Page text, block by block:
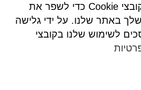
אנו משתמשים בקובצי Cookie כדי לשפר את
באתר שלנו. על ידי גלישה
לשימוש שלנו בקובצי